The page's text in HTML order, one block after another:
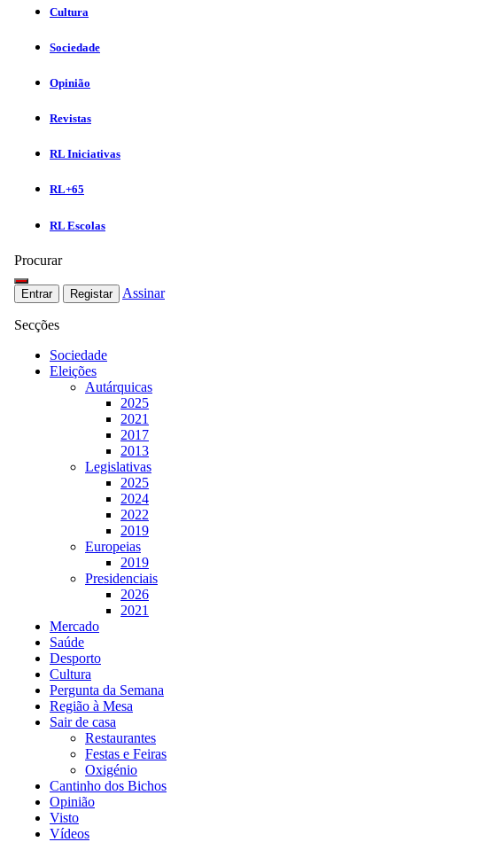
Cultura
Sociedade
Opinião
Revistas
RL Iniciativas
RL+65
RL Escolas
Procurar
Entrar Registar Assinar
Secções
Sociedade
Eleições
Autárquicas
2025
2021
2017
2013
Legislativas
2025
2024
2022
2019
Europeias
2019
Presidenciais
2026
2021
Mercado
Saúde
Desporto
Cultura
Pergunta da Semana
Região à Mesa
Sair de casa
Restaurantes
Festas e Feiras
Oxigénio
Cantinho dos Bichos
Opinião
Visto
Vídeos